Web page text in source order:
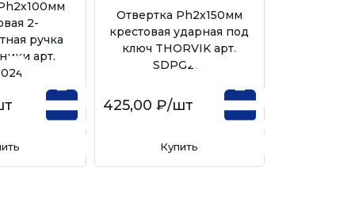
2-
ручка
арт.
Отвертка Ph2х150мм
крестовая ударная под
ключ THORVIK арт.
SDPG215
425,00 ₽/шт
Купить